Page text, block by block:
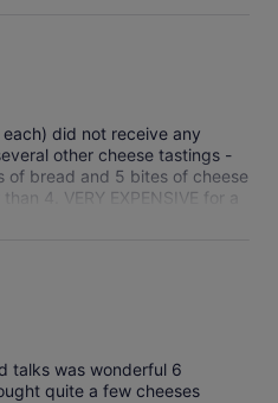
did not receive any
other cheese tastings -
bread and 5 bites of cheese
4. VERY EXPENSIVE for a
meat
talks was wonderful 6
quite a few cheeses